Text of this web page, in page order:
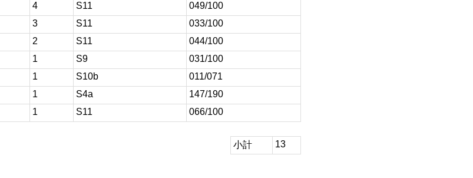
4 S11
049/100
3 S11
033/100
2 S11
044/100
1 S9
031/100
1 S10b
011/071
1 S4a
147/190
1 S11 066/100
小計 13